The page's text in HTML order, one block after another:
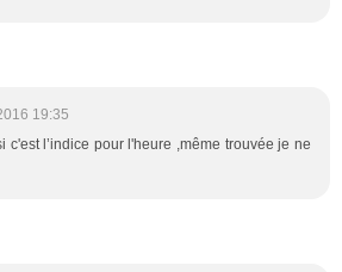
19:35
l’indice pour l'heure ,même trouvée je ne